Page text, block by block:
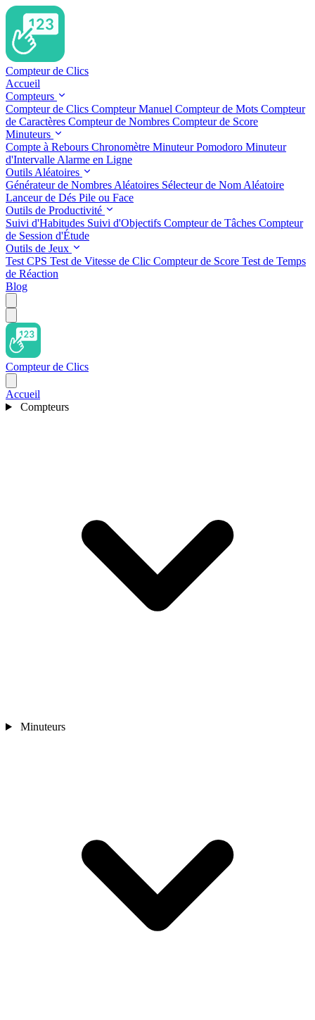
Compteur de Clics
Accueil
Compteurs
Compteur de Clics Compteur Manuel Compteur de Mots Compteur
de Caractères Compteur de Nombres Compteur de Score
Minuteurs
Compte à Rebours Chronomètre Minuteur Pomodoro Minuteur
d'Intervalle Alarme en Ligne
Outils Aléatoires
Générateur de Nombres Aléatoires Sélecteur de Nom Aléatoire
Lanceur de Dés Pile ou Face
Outils de Productivité
Suivi d'Habitudes Suivi d'Objectifs Compteur de Tâches Compteur
de Session d'Étude
Outils de Jeux
Test CPS Test de Vitesse de Clic Compteur de Score Test de Temps
de Réaction
Blog
Compteur de Clics
Accueil
Compteurs
Minuteurs